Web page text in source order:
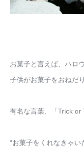
お菓子と言えば、ハロ
子供がお菓子をおねだ
有名な言葉、「Trick or
“お菓子をくれなきゃい